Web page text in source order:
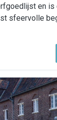
en is
sfeervolle